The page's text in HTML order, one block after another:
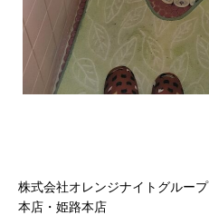
株式会社オレンジナイトグループ
本店・姫路本店